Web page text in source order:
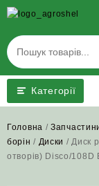
Skip
to
content
Категорії
Головна /
борін / Диски / Диск
отворів) Disco/108D